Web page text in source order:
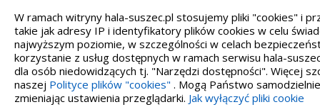
W ramach witryny hala-suszec.pl stosujemy pliki "cookies" i
takie jak adresy IP i identyfikatory plików cookies w celu
najwyższym poziomie, w szczególności w celach
korzystanie z usług dostępnych w ramach serwisu hala-
dla osób niedowidzących tj. "Narzędzi dostępności". Więcej
naszej Polityce plików "cookies" . Mogą Państwo
zmieniając ustawienia przeglądarki. Jak wyłączyć pliki cookie